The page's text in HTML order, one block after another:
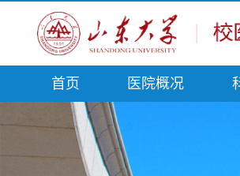
首页 医院概况